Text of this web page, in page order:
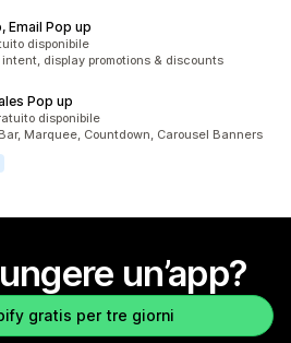
Email Pop up
disponibile
display promotions & discounts
Pop up
disponibile
Marquee, Countdown, Carousel Banners
un’app?
gratis per tre giorni